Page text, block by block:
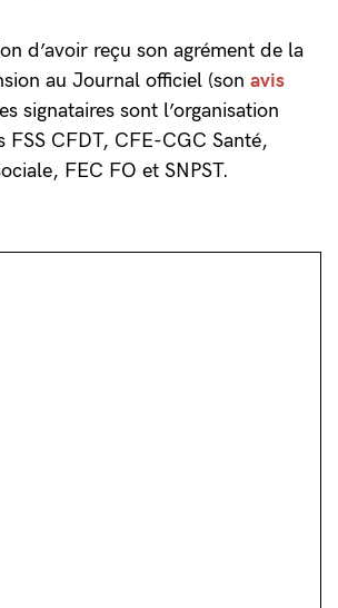
d’avoir reçu son agrément de la
au Journal officiel (son avis
signataires sont l’organisation
FSS CFDT, CFE-CGC Santé,
FEC FO et SNPST.